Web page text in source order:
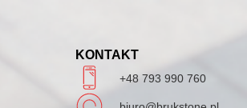
KONTAKT
+48 793 990 760